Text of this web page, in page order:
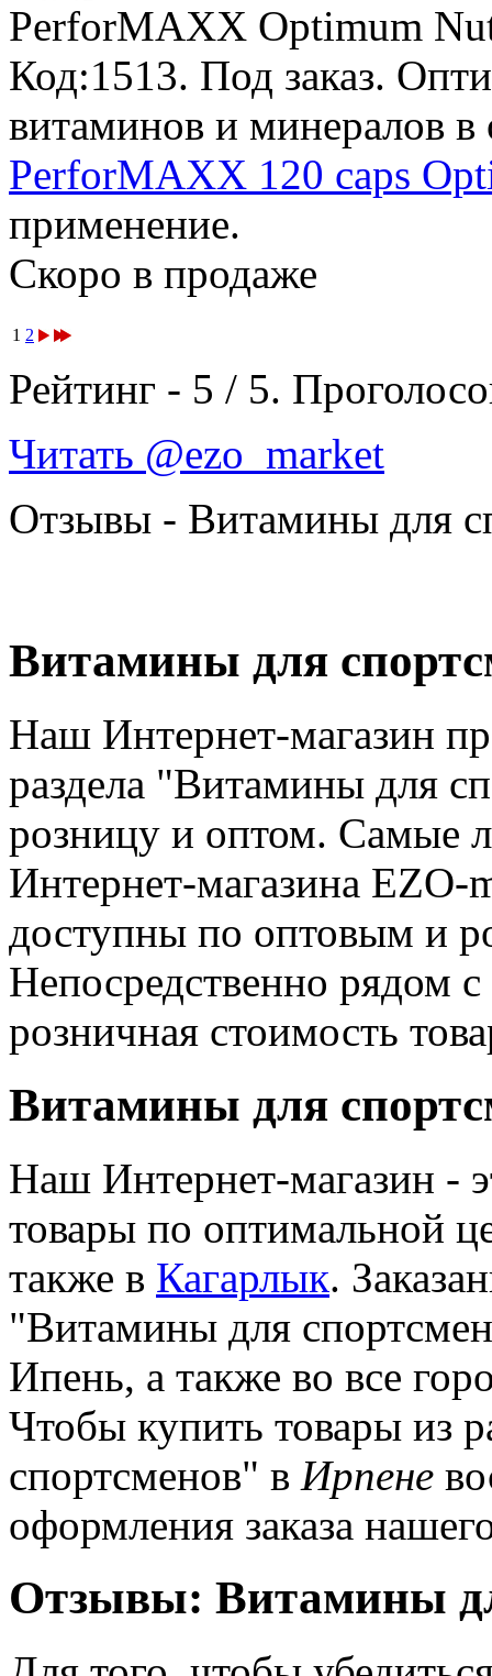
PerforMAXX Optimum
Код:1513. Под заказ.
витаминов и минералов в
PerforMAXX 120 caps
применение.
Скоро в продаже
1 2
Рейтинг - 5 / 5.
Читать @ezo_market
Отзывы - Витамины для
Витамины для
Наш Интернет-магазин
раздела "Витамины для
розницу и оптом. Самые
Интернет-магазина EZO-
доступны по оптовым и
Непосредственно рядом
розничная стоимость
Витамины для
Наш Интернет-магазин -
товары по оптимальной
также в Кагарлык.
"Витамины для
Ипень, а также во все
Чтобы купить товары из
спортсменов" в Ирпене
оформления заказа
Отзывы: Витамины